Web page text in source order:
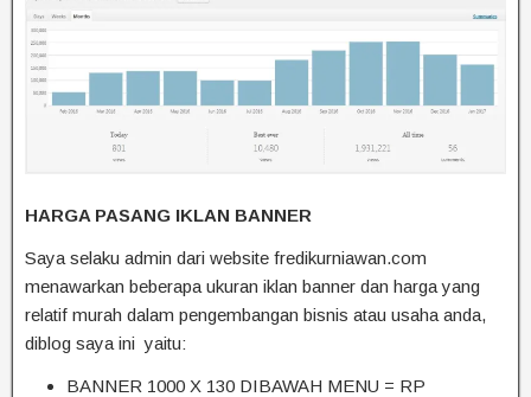
HARGA PASANG IKLAN BANNER
Saya selaku admin dari website fredikurniawan.com
menawarkan beberapa ukuran iklan banner dan harga yang
relatif murah dalam pengembangan bisnis atau usaha anda,
diblog saya ini yaitu:
BANNER 1000 X 130 DIBAWAH MENU = RP